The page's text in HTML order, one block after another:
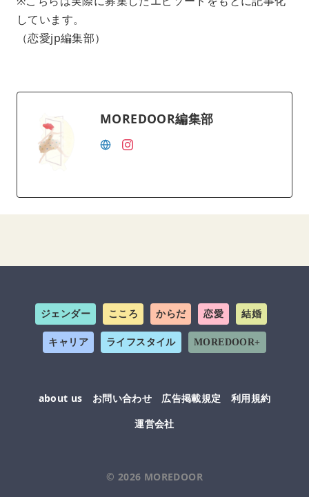
しています。
（恋愛jp編集部）
MOREDOOR編集部
ジェンダー こころ からだ 恋愛 結婚
キャリア ライフスタイル MOREDOOR+
about us お問い合わせ 広告掲載規定
利用規約
運営会社
© 2026 MOREDOOR